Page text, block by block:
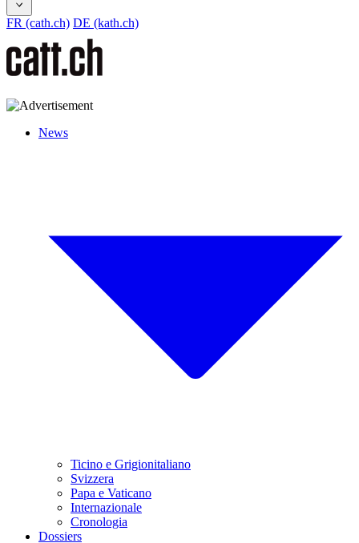
FR (cath.ch) DE (kath.ch)
News
Ticino e Grigionitaliano
Svizzera
Papa e Vaticano
Internazionale
Cronologia
Dossiers